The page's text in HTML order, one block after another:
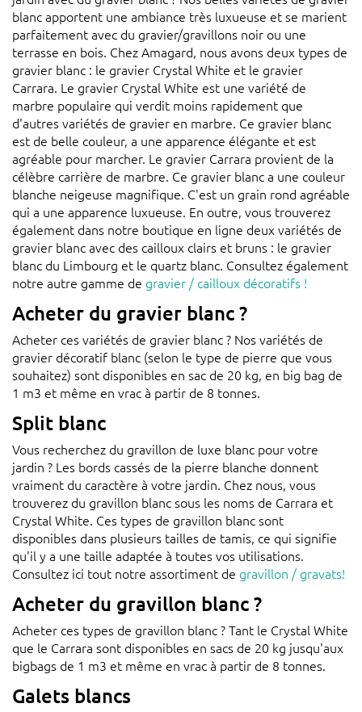
blanc apportent une ambiance très luxueuse et se marient
parfaitement avec du gravier/gravillons noir ou une
terrasse en bois. Chez Amagard, nous avons deux types de
gravier blanc : le gravier Crystal White et le gravier
Carrara. Le gravier Crystal White est une variété de
marbre populaire qui verdit moins rapidement que
d'autres variétés de gravier en marbre. Ce gravier blanc
est de belle couleur, a une apparence élégante et est
agréable pour marcher. Le gravier Carrara provient de la
célèbre carrière de marbre. Ce gravier blanc a une couleur
blanche neigeuse magnifique. C'est un grain rond agréable
qui a une apparence luxueuse. En outre, vous trouverez
également dans notre boutique en ligne deux variétés de
gravier blanc avec des cailloux clairs et bruns : le gravier
blanc du Limbourg et le quartz blanc. Consultez également
notre autre gamme de gravier / cailloux décoratifs !
Acheter du gravier blanc ?
Acheter ces variétés de gravier blanc ? Nos variétés de
gravier décoratif blanc (selon le type de pierre que vous
souhaitez) sont disponibles en sac de 20 kg, en big bag de
1 m3 et même en vrac à partir de 8 tonnes.
Split blanc
Vous recherchez du gravillon de luxe blanc pour votre
jardin ? Les bords cassés de la pierre blanche donnent
vraiment du caractère à votre jardin. Chez nous, vous
trouverez du gravillon blanc sous les noms de Carrara et
Crystal White. Ces types de gravillon blanc sont
disponibles dans plusieurs tailles de tamis, ce qui signifie
qu'il y a une taille adaptée à toutes vos utilisations.
Consultez ici tout notre assortiment de gravillon / gravats!
Acheter du gravillon blanc ?
Acheter ces types de gravillon blanc ? Tant le Crystal White
que le Carrara sont disponibles en sacs de 20 kg jusqu'aux
bigbags de 1 m3 et même en vrac à partir de 8 tonnes.
Galets blancs